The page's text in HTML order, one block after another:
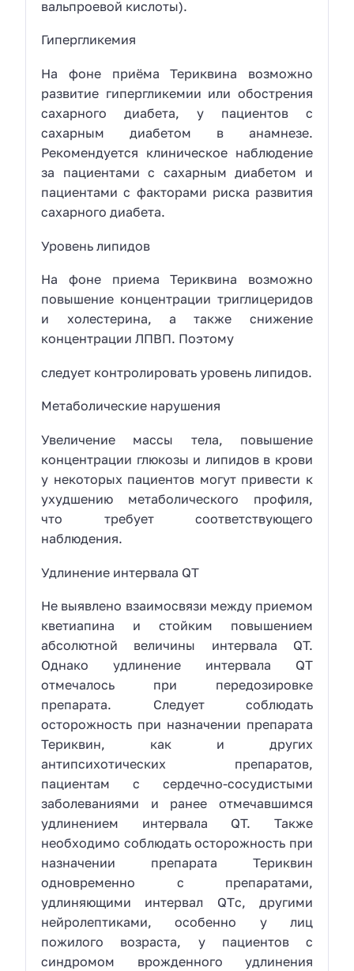
вальпроевой кислоты).
Гипергликемия
На фоне приёма Териквина возможно
развитие гипергликемии или обострения
сахарного диабета, у пациентов с
сахарным диабетом в анамнезе.
Рекомендуется клиническое наблюдение
за пациентами с сахарным диабетом и
пациентами с факторами риска развития
сахарного диабета.
Уровень липидов
На фоне приема Териквина возможно
повышение концентрации триглицеридов
и холестерина, а также снижение
концентрации ЛПВП. Поэтому
следует контролировать уровень липидов.
Метаболические нарушения
Увеличение массы тела, повышение
концентрации глюкозы и липидов в крови
у некоторых пациентов могут привести к
ухудшению метаболического профиля,
что требует соответствующего
наблюдения.
Удлинение интервала QT
Не выявлено взаимосвязи между приемом
кветиапина и стойким повышением
абсолютной величины интервала QT.
Однако удлинение интервала QT
отмечалось при передозировке
препарата. Следует соблюдать
осторожность при назначении препарата
Териквин, как и других
антипсихотических препаратов,
пациентам с сердечно-сосудистыми
заболеваниями и ранее отмечавшимся
удлинением интервала QT. Также
необходимо соблюдать осторожность при
назначении препарата Териквин
одновременно с препаратами,
удлиняющими интервал QTс, другими
нейролептиками, особенно у лиц
пожилого возраста, у пациентов с
синдромом врожденного удлинения